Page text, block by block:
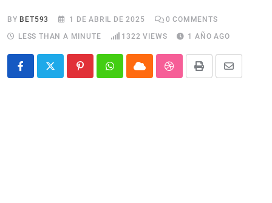
BY BET593 1 DE ABRIL DE 2025 0 COMMENTS
LESS THAN A MINUTE
1322 VIEWS 1 AÑO AGO